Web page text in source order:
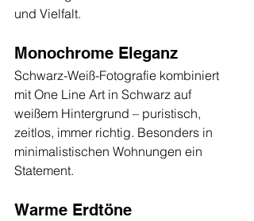
und Vielfalt.
Monochrome Eleganz
Schwarz-Weiß-Fotografie kombiniert
mit One Line Art in Schwarz auf
weißem Hintergrund – puristisch,
zeitlos, immer richtig. Besonders in
minimalistischen Wohnungen ein
Statement.
Warme Erdtöne